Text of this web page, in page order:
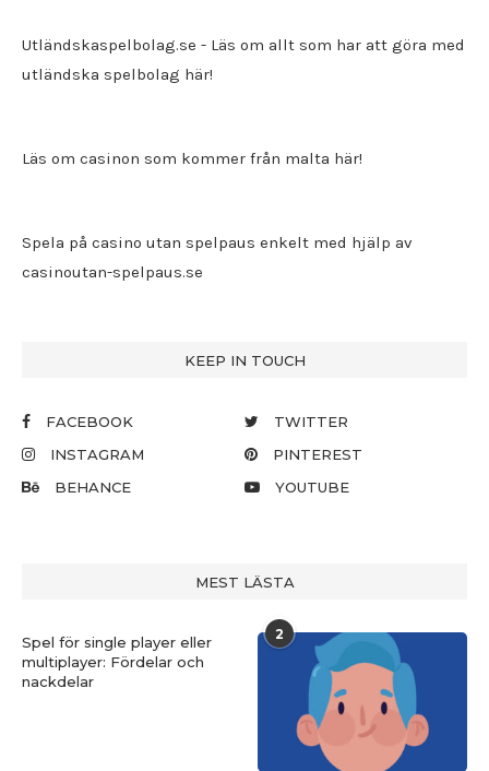
Utländskaspelbolag.se - Läs om allt som har att göra med
utländska spelbolag här!
Läs om casinon som kommer från malta här!
Spela på casino utan spelpaus enkelt med hjälp av
casinoutan-spelpaus.se
KEEP IN TOUCH
FACEBOOK
TWITTER
INSTAGRAM
PINTEREST
BEHANCE
YOUTUBE
MEST LÄSTA
Spel för single player eller
multiplayer: Fördelar och
nackdelar
2